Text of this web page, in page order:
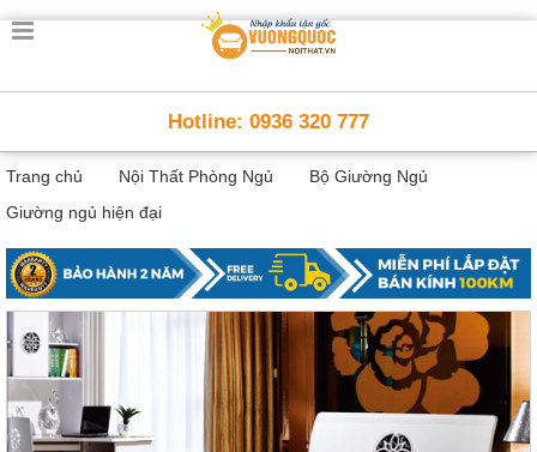
Trang
Thông
Minh
Nội
thất
minh
Nội
Thất
Trẻ
Em
Giường
tầng,
bàn
Hotline: 0936 320 777
Trang chủ Nội Thất Phòng Ngủ
Bộ Giường Ngủ
Giường ngủ hiện đại